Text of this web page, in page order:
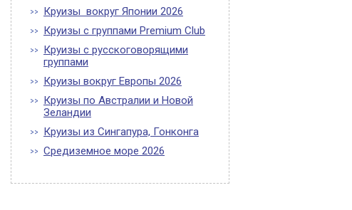
Круизы вокруг Японии 2026
Круизы с группами Premium Club
Круизы с русскоговорящими
группами
Круизы вокруг Европы 2026
Круизы по Австралии и Новой
Зеландии
Круизы из Сингапура, Гонконга
Средиземное море 2026